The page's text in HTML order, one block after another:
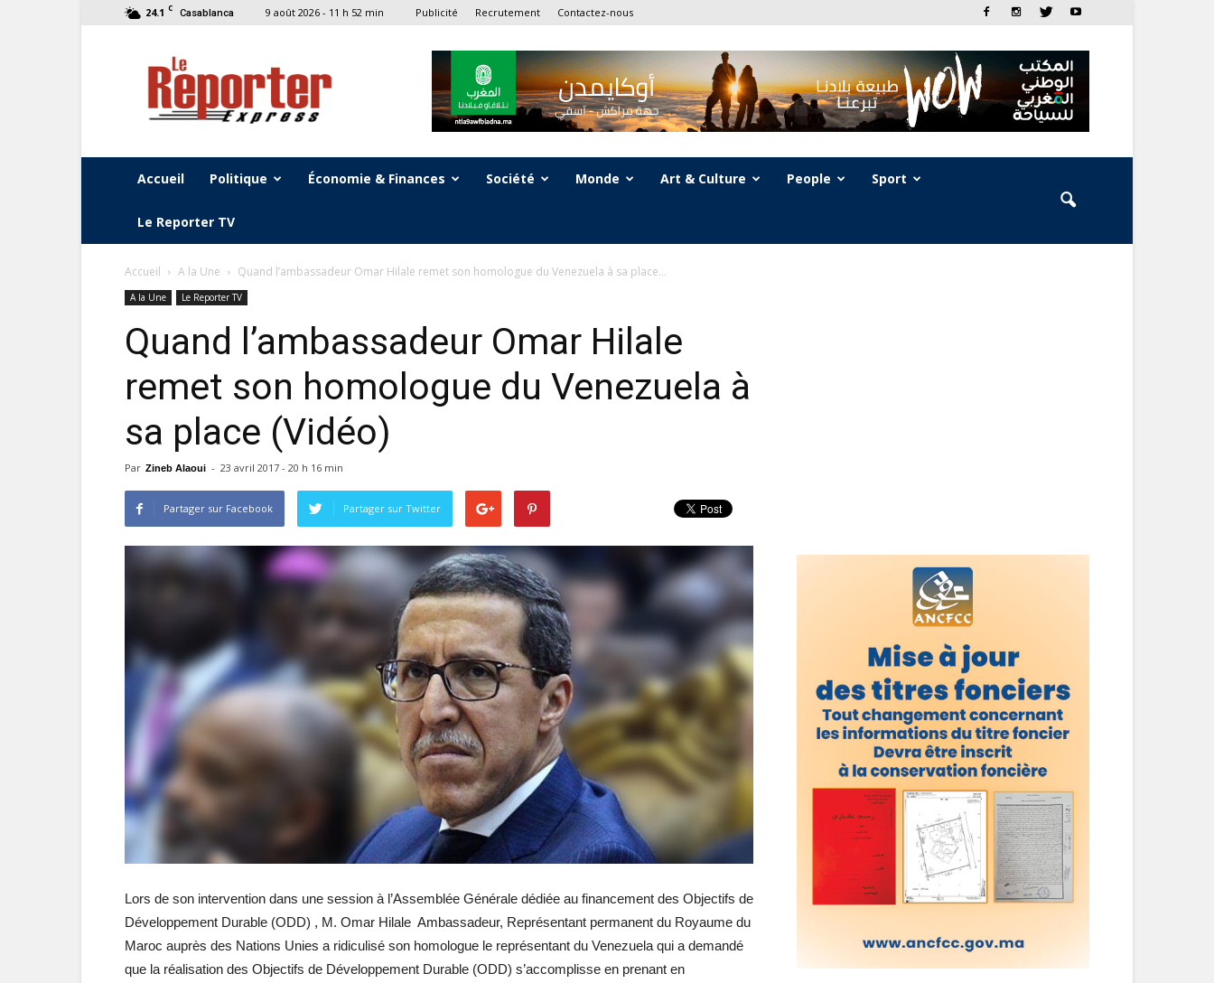
24.1 C Casablanca 9 août 2026 - 11 h 52 min Publicité Recrutement Contactez-nous
Le
Reporter
Express
Accueil Politique Économie & Finances Société Monde Art & Culture People Sport
Le Reporter TV
Accueil A la Une Quand l’ambassadeur Omar Hilale remet son homologue du Venezuela à sa place...
A la Une Le Reporter TV
Quand l’ambassadeur Omar Hilale
remet son homologue du Venezuela à
sa place (Vidéo)
Par Zineb Alaoui - 23 avril 2017 - 20 h 16 min
Partager sur Facebook Partager sur Twitter
Lors de son intervention dans une session à l’Assemblée Générale dédiée au financement des Objectifs de
Développement Durable (ODD) , M. Omar Hilale Ambassadeur, Représentant permanent du Royaume du
Maroc auprès des Nations Unies a ridiculisé son homologue le représentant du Venezuela qui a demandé
que la réalisation des Objectifs de Développement Durable (ODD) s’accomplisse en prenant en